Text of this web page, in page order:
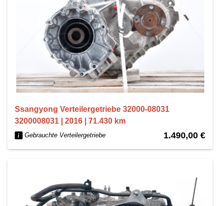
Ssangyong Verteilergetriebe 32000-08031
3200008031 | 2016 | 71.430 km
Gebrauchte Verteilergetriebe 1.490,00 €